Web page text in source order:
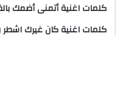
كلمات اغنية أتمنى أضمك
كلمات اغنية كان غيرك اشطر